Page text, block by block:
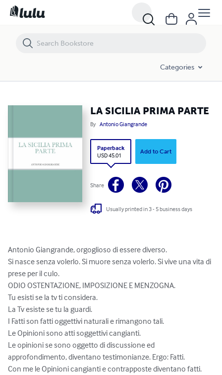
Categories
LA SICILIA PRIMA PARTE
By Antonio Giangrande
Paperback
USD 45.01
Add to Cart
Share
Usually printed in 3 - 5 business days
Antonio Giangrande, orgoglioso di essere diverso.
Si nasce senza volerlo. Si muore senza volerlo. Si vive una vita di
prese per il culo.
ODIO OSTENTAZIONE, IMPOSIZIONE E MENZOGNA.
Tu esisti se la tv ti considera.
La Tv esiste se tu la guardi.
I Fatti son fatti oggettivi naturali e rimangono tali.
Le Opinioni sono atti soggettivi cangianti.
Le opinioni se sono oggetto di discussione ed
approfondimento, diventano testimonianze. Ergo: Fatti.
Con me le Opinioni cangianti e contrapposte diventano fatti.
LA SICILIA PRIMA PARTE